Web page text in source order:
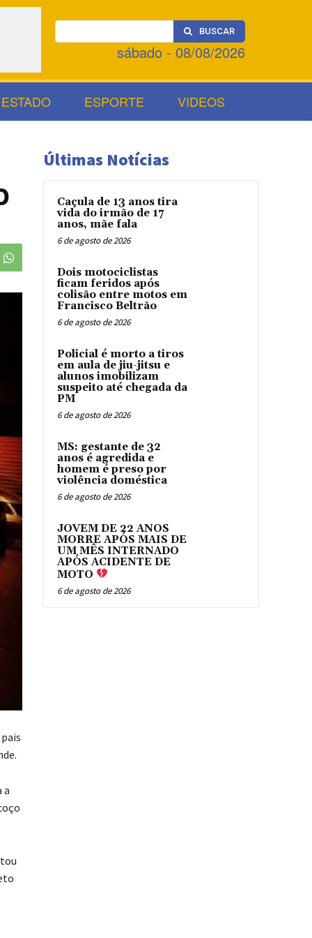
BUSCAR
sábado - 08/08/2026
ESTADO ESPORTE VIDEOS
a
Últimas Notícias
Caçula de 13 anos tira
vida do irmão de 17
anos, mãe fala
6 de agosto de 2026
Dois motociclistas
ficam feridos após
colisão entre motos em
Francisco Beltrão
6 de agosto de 2026
Policial é morto a tiros
em aula de jiu-jitsu e
alunos imobilizam
suspeito até chegada da
PM
6 de agosto de 2026
MS: gestante de 32
anos é agredida e
homem é preso por
violência doméstica
6 de agosto de 2026
JOVEM DE 22 ANOS
MORRE APÓS MAIS DE
UM MÊS INTERNADO
APÓS ACIDENTE DE
MOTO
6 de agosto de 2026